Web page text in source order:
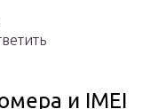
и IMEI